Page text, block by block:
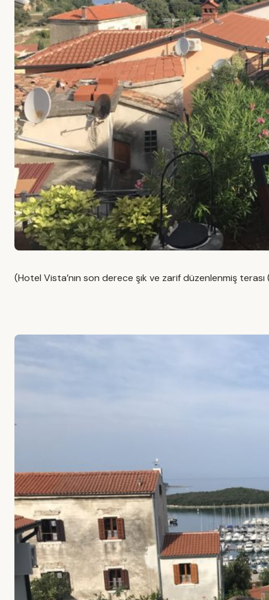
(Hotel Vista’nın son derece şık ve zarif düzenlenmiş